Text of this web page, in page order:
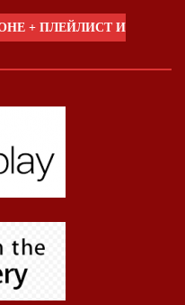
+ ПЛЕЙЛИСТ И